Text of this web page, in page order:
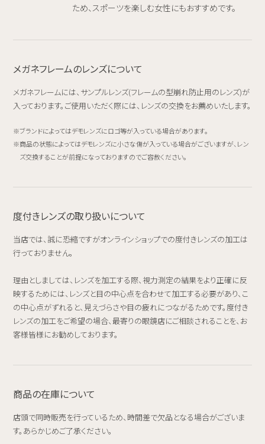
ため、スポーツを楽しむ女性にもおすすめです。
メガネフレームのレンズについて
メガネフレームには、サンプルレンズ(フレームの型崩れ防止用のレンズ)が
入っております。ご使用いただく際には、レンズの交換をお薦めいたします。
ブランドによってはデモレンズにロゴ等が入っている場合があります。
商品の状態によってはデモレンズに小さな傷が入っている場合がございますが、レン
ズ交換することが前提になっておりますのでご容赦ください。
度付きレンズの取り扱いについて
当店では、誠に恐縮ですがオンラインショップでの度付きレンズの加工は
行っておりません。
理由としましては、レンズを加工する際、視力測定の結果をより正確に反
映するためには、レンズと目の中心点を合わせて加工する必要があり、こ
の中心点がずれると、見えづらさや目の疲れにつながるためです。度付き
レンズの加工をご希望の場合、最寄りの眼鏡店にご相談されることを、お
客様皆様にお勧めしております。
商品の在庫について
店頭で同時販売を行っているため、時間差で欠品となる場合がございま
す。あらかじめご了承ください。